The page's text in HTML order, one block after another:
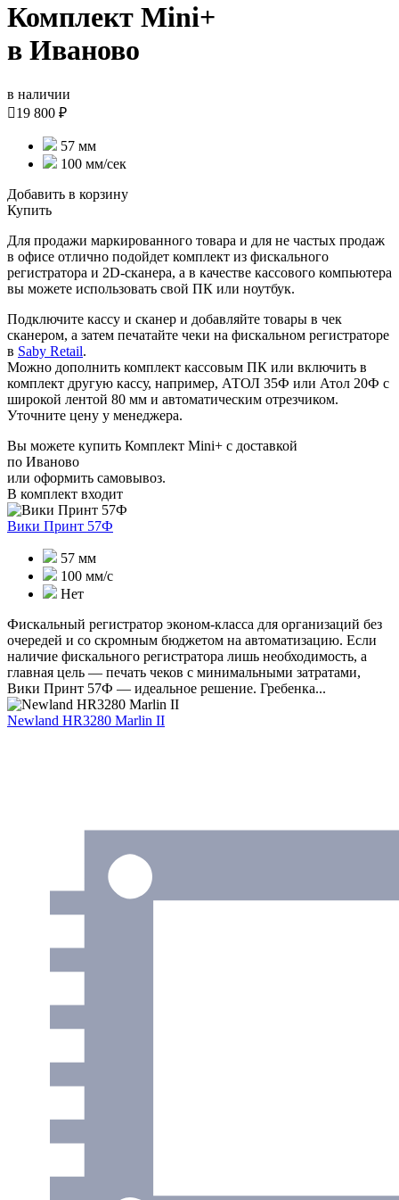
Комплект Mini+
в Иваново
в наличии
19 800 ₽
57 мм
100 мм/сек
Добавить в корзину
Купить
Для продажи маркированного товара и для не частых продаж
в офисе отлично подойдет комплект из фискального
регистратора и 2D-сканера, а в качестве кассового компьютера
вы можете использовать свой ПК или ноутбук.
Подключите кассу и сканер и добавляйте товары в чек
сканером, а затем печатайте чеки на фискальном регистраторе
в Saby Retail.
Можно дополнить комплект кассовым ПК или включить в
комплект другую кассу, например, АТОЛ 35Ф или Атол 20Ф с
широкой лентой 80 мм и автоматическим отрезчиком.
Уточните цену у менеджера.
Вы можете купить Комплект Mini+ с доставкой
по Иваново
или оформить самовывоз.
В комплект входит
Вики Принт 57Ф
57 мм
100 мм/с
Нет
Фискальный регистратор эконом-класса для организаций без
очередей и со скромным бюджетом на автоматизацию. Если
наличие фискального регистратора лишь необходимость, а
главная цель — печать чеков с минимальными затратами,
Вики Принт 57Ф — идеальное решение. Гребенка...
Newland HR3280 Marlin II